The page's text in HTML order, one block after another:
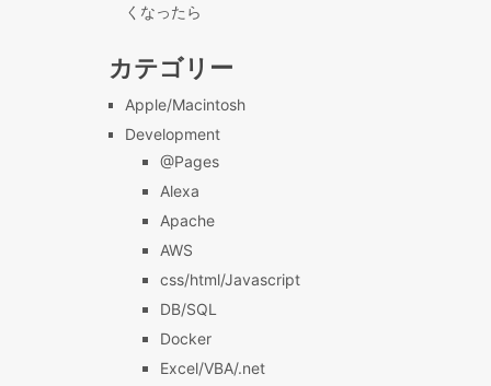
くなったら
カテゴリー
Apple/Macintosh
Development
@Pages
Alexa
Apache
AWS
css/html/Javascript
DB/SQL
Docker
Excel/VBA/.net